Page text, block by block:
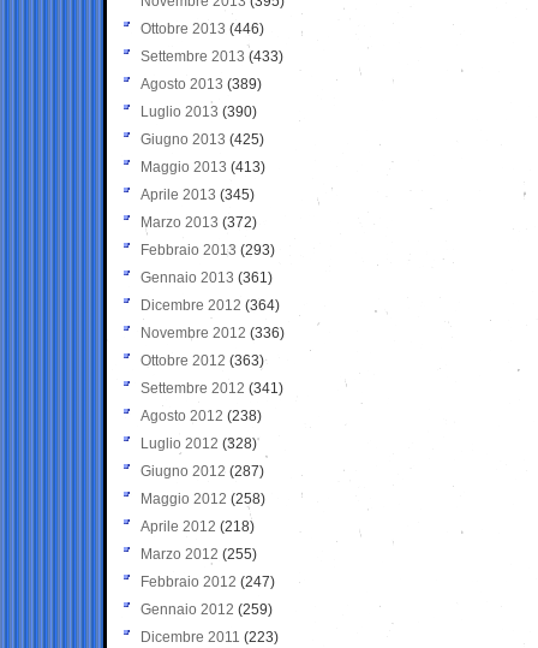
Ottobre 2013 (446)
Settembre 2013 (433)
Agosto 2013 (389)
Luglio 2013 (390)
Giugno 2013 (425)
Maggio 2013 (413)
Aprile 2013 (345)
Marzo 2013 (372)
Febbraio 2013 (293)
Gennaio 2013 (361)
Dicembre 2012 (364)
Novembre 2012 (336)
Ottobre 2012 (363)
Settembre 2012 (341)
Agosto 2012 (238)
Luglio 2012 (328)
Giugno 2012 (287)
Maggio 2012 (258)
Aprile 2012 (218)
Marzo 2012 (255)
Febbraio 2012 (247)
Gennaio 2012 (259)
Dicembre 2011 (223)